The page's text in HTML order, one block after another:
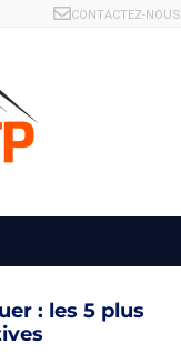
CONTACTEZ-NOUS
: les 5 plus